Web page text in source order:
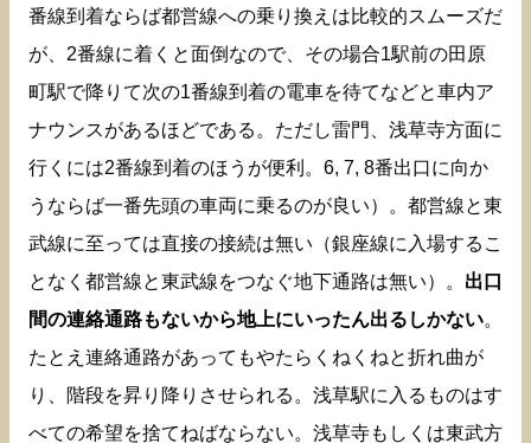
番線到着ならば都営線への乗り換えは比較的スムーズだ
が、2番線に着くと面倒なので、その場合1駅前の田原
町駅で降りて次の1番線到着の電車を待てなどと車内ア
ナウンスがあるほどである。ただし雷門、浅草寺方面に
行くには2番線到着のほうが便利。6, 7, 8番出口に向か
うならば一番先頭の車両に乗るのが良い）。都営線と東
武線に至っては直接の接続は無い（銀座線に入場するこ
となく都営線と東武線をつなぐ地下通路は無い）。 出口
間の連絡通路もないから地上にいったん出るしかない。
たとえ連絡通路があってもやたらくねくねと折れ曲が
り、階段を昇り降りさせられる。浅草駅に入るものはす
べての希望を捨てねばならない。浅草寺もしくは東武方